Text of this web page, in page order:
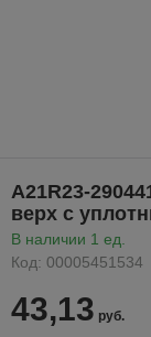
A21R23-
верх с
В наличии 1 ед.
Код: 00005451534
43,13 руб.